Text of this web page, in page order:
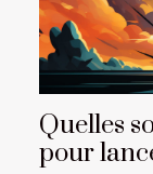
Quelles
pour